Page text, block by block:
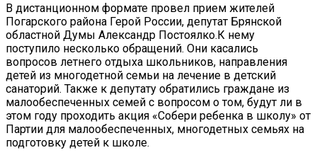
В дистанционном формате провел прием жителей
Погарского района Герой России, депутат Брянской
областной Думы Александр Постоялко.К нему
поступило несколько обращений. Они касались
вопросов летнего отдыха школьников, направления
детей из многодетной семьи на лечение в детский
санаторий. Также к депутату обратились граждане из
малообеспеченных семей с вопросом о том, будут ли в
этом году проходить акция «Собери ребенка в школу» от
Партии для малообеспеченных, многодетных семьях на
подготовку детей к школе.